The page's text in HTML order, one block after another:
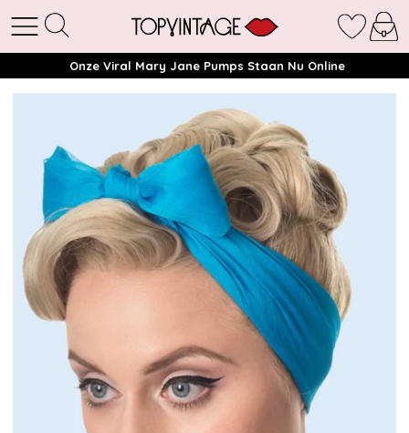
Onze Viral Mary Jane Pumps Staan Nu Online